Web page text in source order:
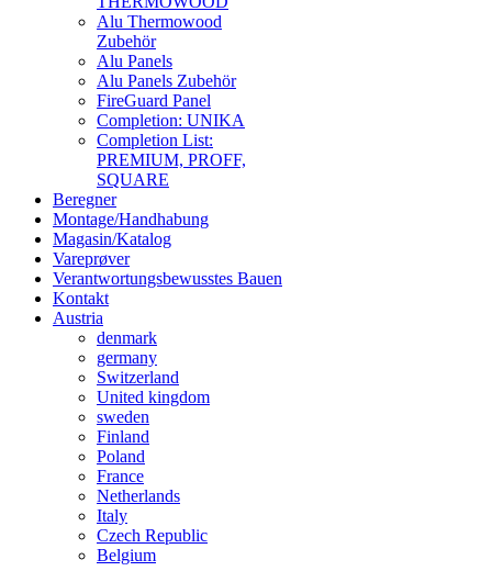
Alu Thermowood
Zubehör
Alu Panels
Alu Panels Zubehör
FireGuard Panel
Completion: UNIKA
Completion List:
PREMIUM, PROFF,
SQUARE
Beregner
Montage/Handhabung
Magasin/Katalog
Vareprøver
Verantwortungsbewusstes Bauen
Kontakt
Austria
denmark
germany
Switzerland
United kingdom
sweden
Finland
Poland
France
Netherlands
Italy
Czech Republic
Belgium